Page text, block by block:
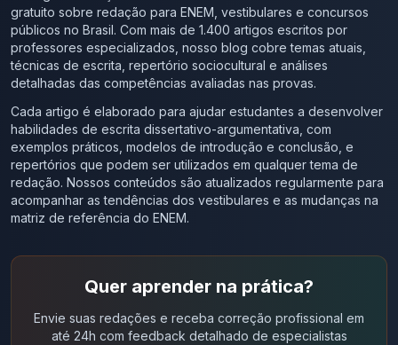
gratuito sobre redação para ENEM, vestibulares e concursos
públicos no Brasil. Com mais de 1.400 artigos escritos por
professores especializados, nosso blog cobre temas atuais,
técnicas de escrita, repertório sociocultural e análises
detalhadas das competências avaliadas nas provas.
Cada artigo é elaborado para ajudar estudantes a desenvolver
habilidades de escrita dissertativo-argumentativa, com
exemplos práticos, modelos de introdução e conclusão, e
repertórios que podem ser utilizados em qualquer tema de
redação. Nossos conteúdos são atualizados regularmente para
acompanhar as tendências dos vestibulares e as mudanças na
matriz de referência do ENEM.
Quer aprender na prática?
Envie suas redações e receba correção profissional em
até 24h com feedback detalhado de especialistas